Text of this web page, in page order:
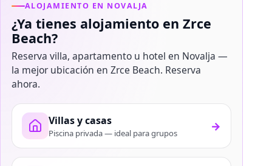
ALOJAMIENTO EN NOVALJA
¿Ya tienes alojamiento en Zrce
Beach?
Reserva villa, apartamento u hotel en Novalja —
la mejor ubicación en Zrce Beach. Reserva
ahora.
Villas y casas
Piscina privada — ideal para grupos →